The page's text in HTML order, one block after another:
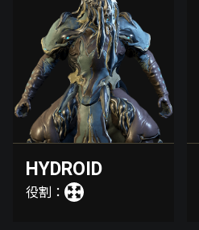
HYDROID
役割：